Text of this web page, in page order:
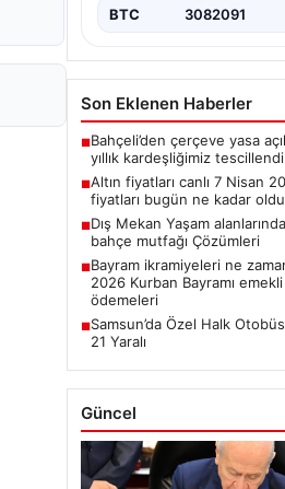
BTC 3082091
Son Eklenen Haberler
■Bahçeli’den çerçeve yasa
yıllık kardeşliğimiz tescillendi
■Altın fiyatları canlı 7 Nisan
fiyatları bugün ne kadar
■Dış Mekan Yaşam
bahçe mutfağı Çözümleri
■Bayram ikramiyeleri ne
2026 Kurban Bayramı
ödemeleri
■Samsun’da Özel Halk
21 Yaralı
Güncel